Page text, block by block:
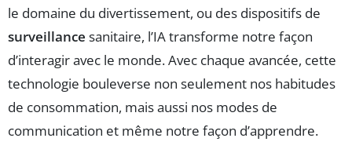
le domaine du divertissement, ou des dispositifs de
surveillance sanitaire, l’IA transforme notre façon
d’interagir avec le monde. Avec chaque avancée, cette
technologie bouleverse non seulement nos habitudes
de consommation, mais aussi nos modes de
communication et même notre façon d’apprendre.